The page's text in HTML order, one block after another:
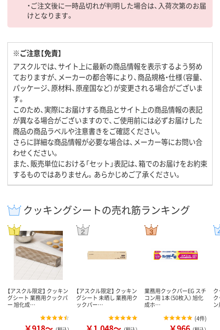
・ご注文後に一時品切れが判明した場合は、入荷次第のお届
けとなります。
※ご注意【免責】
アスクルでは、サイト上に最新の商品情報を表示するよう努め
ておりますが、メーカーの都合等により、商品規格・仕様（容量、
パッケージ、原材料、原産国など）が変更される場合がございま
す。
このため、実際にお届けする商品とサイト上の商品情報の表記
が異なる場合がございますので、ご使用前には必ずお届けした
商品の商品ラベルや注意書きをご確認ください。
さらに詳細な商品情報が必要な場合は、メーカー等にお問い合
わせください。
また、販売単位における「セット」表記は、箱でのお届けをお約束
するものではありません。あらかじめご了承ください。
クッキングシートの売れ筋ランキング
【アスクル限定】 クッキン
グシート 業務用クックパ
ー 旭化成…
【アスクル限定】 クッキン
グシート 未晒し 業務用ク
ックパー…
業務用クックパーEG スチ
コン用 1本（50枚入） 旭化
成ホ…
(4件)